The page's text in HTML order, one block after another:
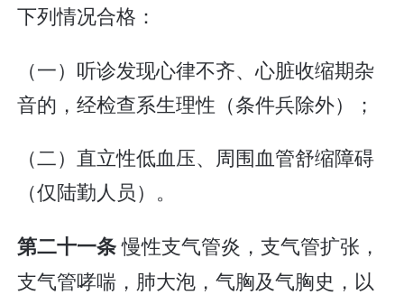
下列情况合格：
（一）听诊发现心律不齐、心脏收缩期杂
音的，经检查系生理性（条件兵除外）；
（二）直立性低血压、周围血管舒缩障碍
（仅陆勤人员）。
第二十一条慢性支气管炎，支气管扩张，
支气管哮喘，肺大泡，气胸及气胸史，以